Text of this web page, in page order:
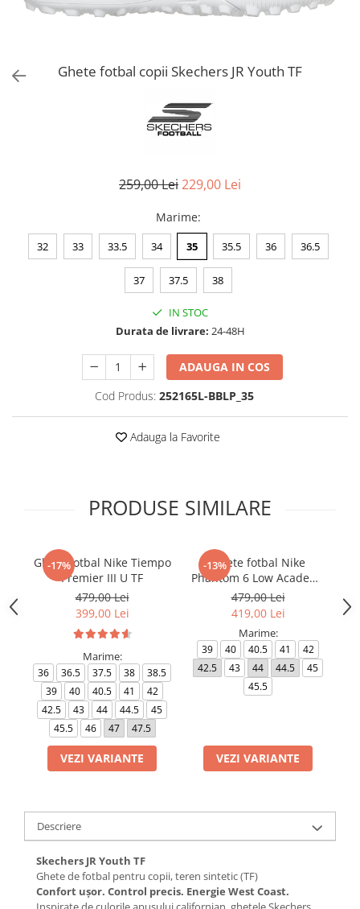
Bluze fotbal copii
Imbracaminte fotbal femei
Pantaloni lungi fotbal femei
Ghete fotbal copii Skechers JR Youth TF
259,00 Lei229,00 Lei
Marime:
32 33 33.5 34 35 35.5 36 36.5
37 37.5 38
IN STOC
Durata de livrare: 24-48H
ADAUGA IN COS
Cod Produs: 252165L-BBLP_35
Adauga la Favorite
PRODUSE SIMILARE
-17%
Ghete fotbal Nike Tiempo
Premier III U TF
479,00 Lei
399,00 Lei
Marime:
36 36.5 37.5 38
38.5
39
40 40.5 41
42
42.5
43 44 44.5
45
45.5
46 47 47.5
VEZI VARIANTE
-13%
Ghete fotbal Nike
Phantom 6 Low Academy
TF NU3
479,00 Lei
419,00 Lei
Marime:
39 40 40.5 41
42
42.5
43 44 44.5
45
45.5
VEZI VARIANTE
Descriere
Skechers JR Youth TF
Ghete de fotbal pentru copii, teren sintetic (TF)
Confort ușor. Control precis. Energie West Coast.